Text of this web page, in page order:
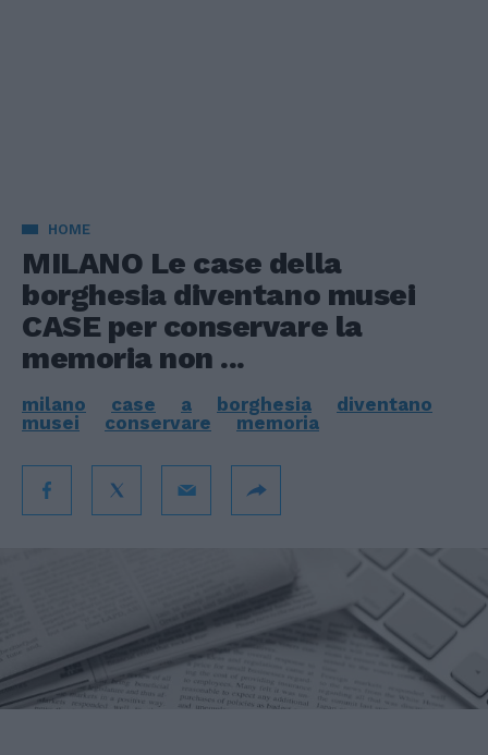
HOME
MILANO Le case della
borghesia diventano musei
CASE per conservare la
memoria non ...
milano case a borghesia
diventano
musei
conservare memoria